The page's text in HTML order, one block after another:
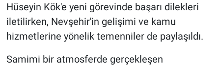
Hüseyin Kök'e yeni görevinde başarı dilekleri
iletilirken, Nevşehir'in gelişimi ve kamu
hizmetlerine yönelik temenniler de paylaşıldı.
Samimi bir atmosferde gerçekleşen
Aksaray
Kırşehir
Yerel